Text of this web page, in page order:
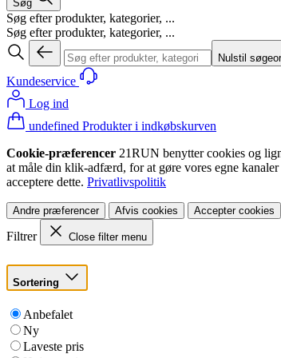
Søg
Søg efter produkter, kategorier, ...
Søg efter produkter, kategorier, ...
Nulstil
Kundeservice
Log ind
undefined Produkter i indkøbskurven
Cookie-præferencer 21RUN benytter cookies og
at måle din klik-adfærd, for at gøre vores egne
acceptere dette. Privatlivspolitik
Andre præferencer Afvis cookies Accepter cookies
Filtrer Close filter menu
Sortering
Anbefalet
Ny
Laveste pris